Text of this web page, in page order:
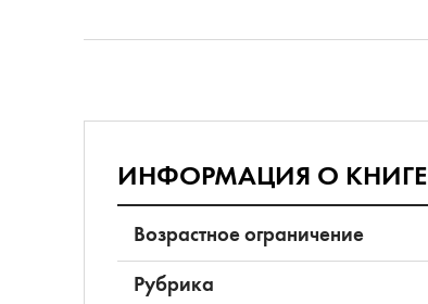
ИНФОРМАЦИЯ О КНИГЕ
Возрастное ограничение
Рубрика